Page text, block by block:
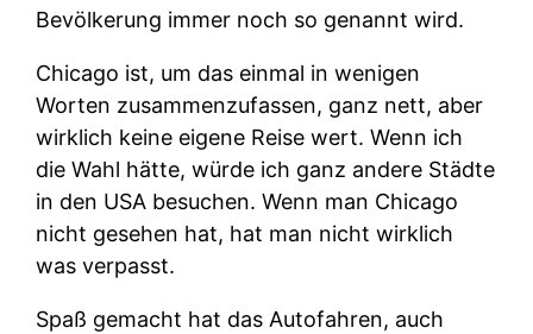
Bevölkerung immer noch so genannt wird.
Chicago ist, um das einmal in wenigen
Worten zusammenzufassen, ganz nett, aber
wirklich keine eigene Reise wert. Wenn ich
die Wahl hätte, würde ich ganz andere Städte
in den USA besuchen. Wenn man Chicago
nicht gesehen hat, hat man nicht wirklich
was verpasst.
Spaß gemacht hat das Autofahren, auch